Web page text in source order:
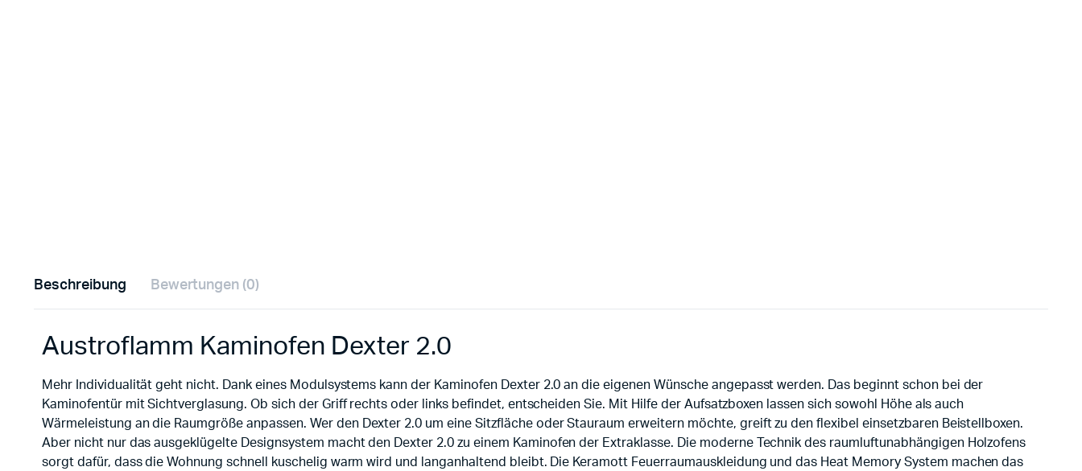
Beschreibung Bewertungen (0)
Austroflamm Kaminofen Dexter 2.0
Mehr Individualität geht nicht. Dank eines Modulsystems kann der Kaminofen Dexter 2.0 an die eigenen Wünsche angepasst werden. Das beginnt schon bei der
Kaminofentür mit Sichtverglasung. Ob sich der Griff rechts oder links befindet, entscheiden Sie. Mit Hilfe der Aufsatzboxen lassen sich sowohl Höhe als auch
Wärmeleistung an die Raumgröße anpassen. Wer den Dexter 2.0 um eine Sitzfläche oder Stauraum erweitern möchte, greift zu den flexibel einsetzbaren Beistellboxen.
Aber nicht nur das ausgeklügelte Designsystem macht den Dexter 2.0 zu einem Kaminofen der Extraklasse. Die moderne Technik des raumluftunabhängigen Holzofens
sorgt dafür, dass die Wohnung schnell kuschelig warm wird und langanhaltend bleibt. Die Keramott Feuerraumauskleidung und das Heat Memory System machen das